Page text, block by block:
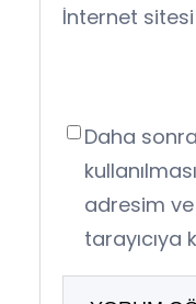
İnternet sitesi
Daha
adresim
tarayıcıya